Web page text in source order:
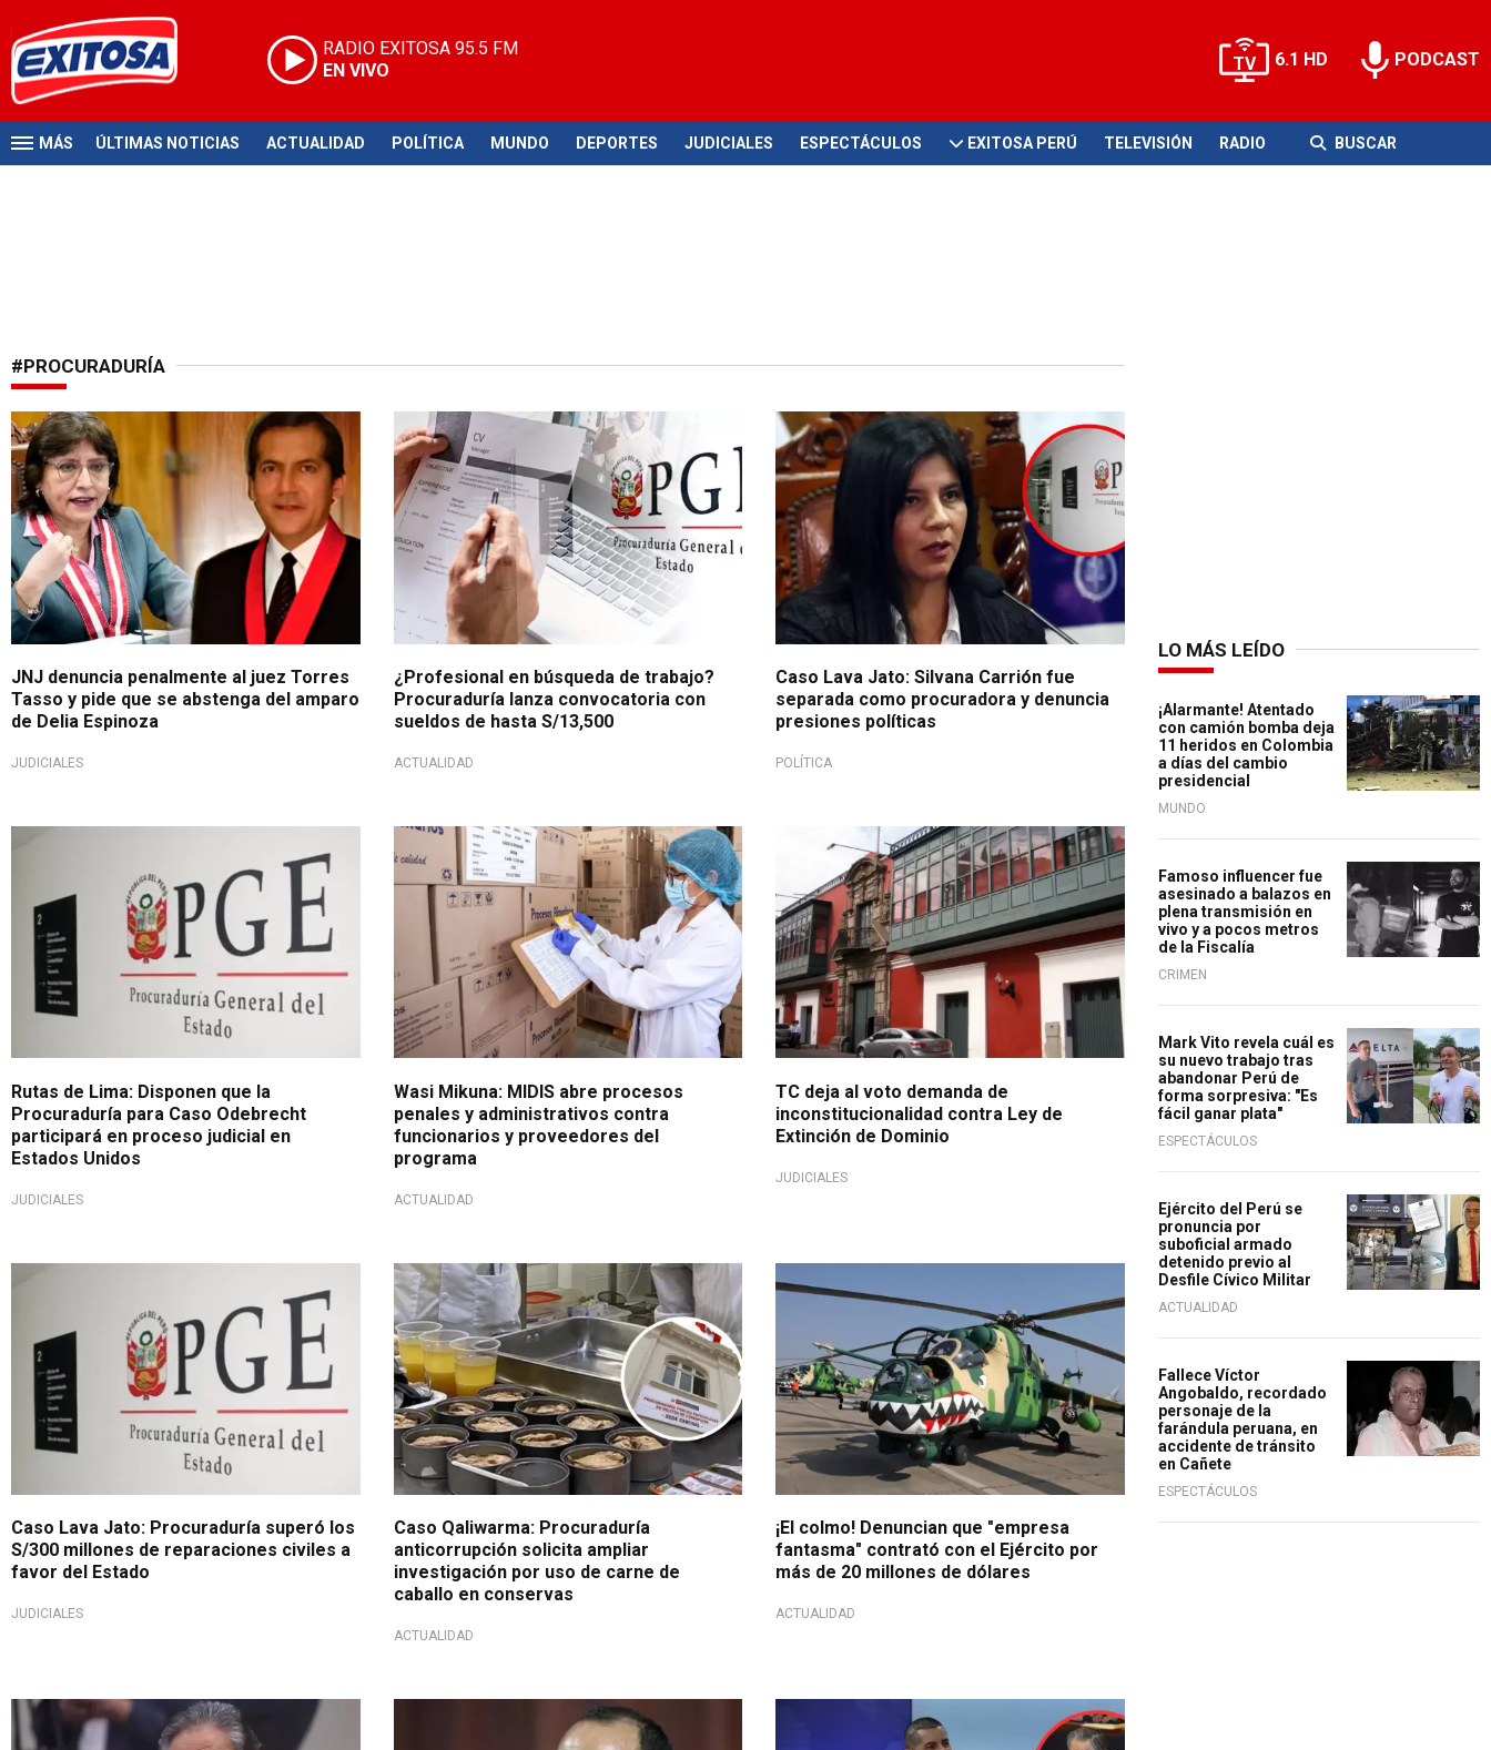
RADIO EXITOSA 95.5 FM
EN VIVO
6.1 HD PODCAST
MÁS ÚLTIMAS NOTICIAS ACTUALIDAD POLÍTICA MUNDO DEPORTES JUDICIALES ESPECTÁCULOS EXITOSA PERÚ TELEVISIÓN RADIO BUSCAR
#PROCURADURÍA
Su neutralidad en juicio
JNJ denuncia penalmente al juez Torres
Tasso y pide que se abstenga del amparo
de Delia Espinoza
JUDICIALES
Oferta laboral
¿Profesional en búsqueda de trabajo?
Procuraduría lanza convocatoria con
sueldos de hasta S/13,500
ACTUALIDAD
Rechaza cambio
Caso Lava Jato: Silvana Carrión fue
separada como procuradora y denuncia
presiones políticas
POLÍTICA
Rutas de Lima: Disponen que la
Procuraduría para Caso Odebrecht
participará en proceso judicial en
Estados Unidos
JUDICIALES
Por casos de intoxicaciones masivas
Wasi Mikuna: MIDIS abre procesos
penales y administrativos contra
funcionarios y proveedores del
programa
ACTUALIDAD
En audiencia pública
TC deja al voto demanda de
inconstitucionalidad contra Ley de
Extinción de Dominio
JUDICIALES
Caso Lava Jato: Procuraduría superó los
S/300 millones de reparaciones civiles a
favor del Estado
JUDICIALES
Ante grave acusación
Caso Qaliwarma: Procuraduría
anticorrupción solicita ampliar
investigación por uso de carne de
caballo en conservas
ACTUALIDAD
¡El colmo! Denuncian que "empresa
fantasma" contrató con el Ejército por
más de 20 millones de dólares
ACTUALIDAD
Por daño extrapatrimonial
LO MÁS LEÍDO
¡Alarmante! Atentado
con camión bomba deja
11 heridos en Colombia
a días del cambio
presidencial
MUNDO
Famoso influencer fue
asesinado a balazos en
plena transmisión en
vivo y a pocos metros
de la Fiscalía
CRIMEN
Mark Vito revela cuál es
su nuevo trabajo tras
abandonar Perú de
forma sorpresiva: "Es
fácil ganar plata"
ESPECTÁCULOS
Ejército del Perú se
pronuncia por
suboficial armado
detenido previo al
Desfile Cívico Militar
ACTUALIDAD
Fallece Víctor
Angobaldo, recordado
personaje de la
farándula peruana, en
accidente de tránsito
en Cañete
ESPECTÁCULOS